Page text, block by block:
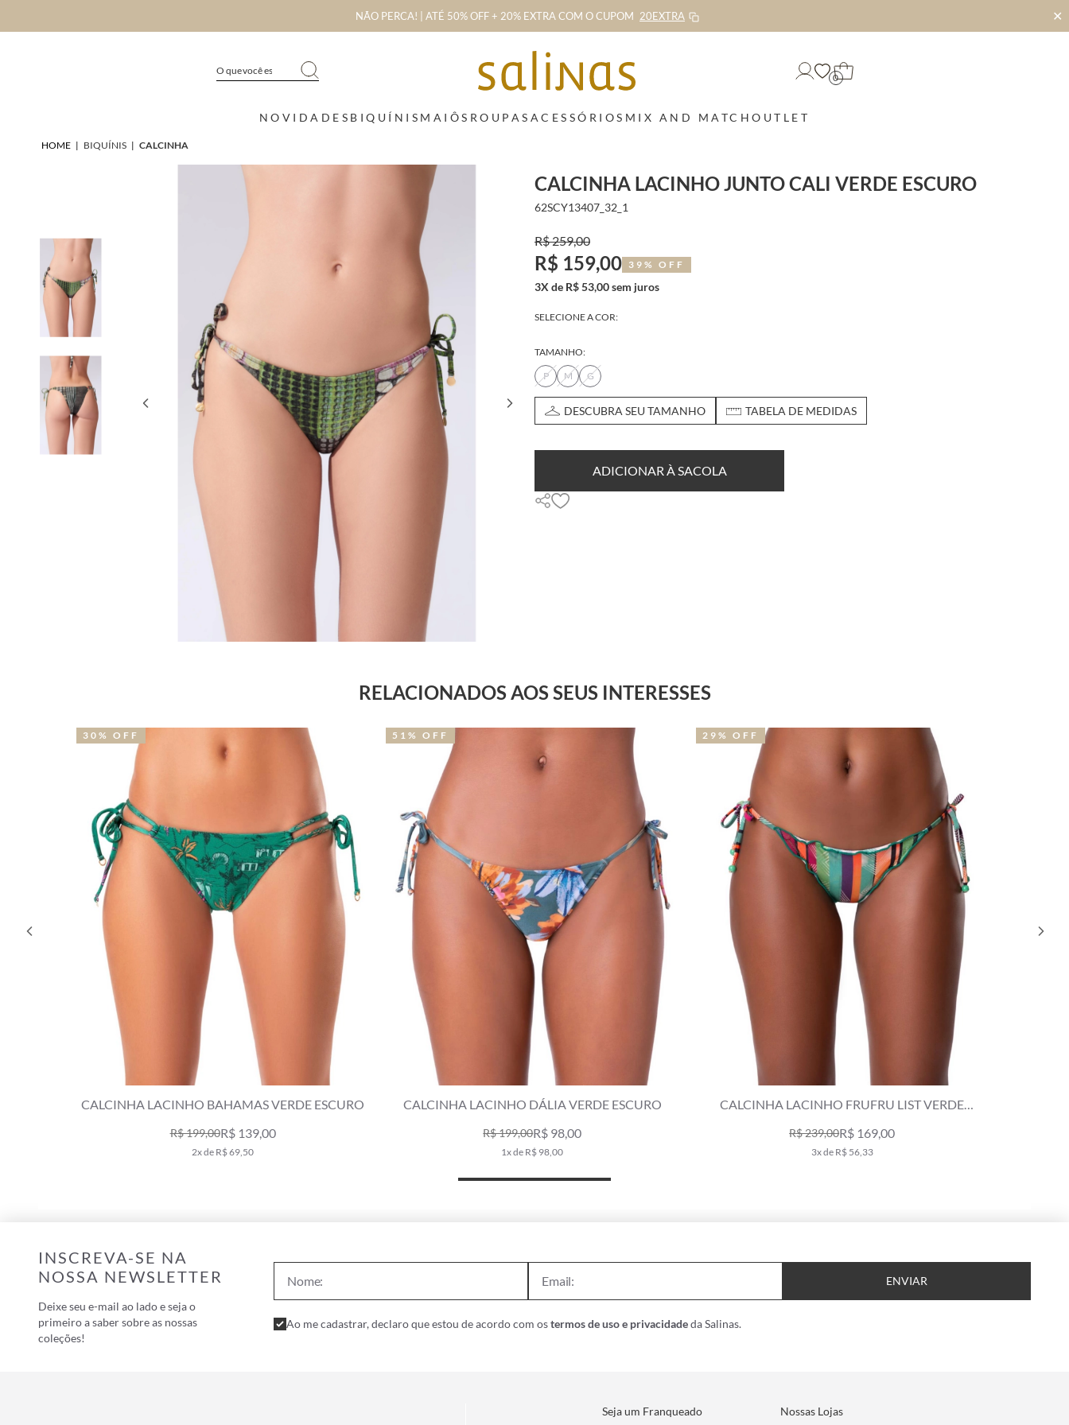
NÃO PERCA! | ATÉ 50% OFF + 20% EXTRA COM O CUPOM 20EXTRA ✕
0
NOVIDADES BIQUÍNIS MAIÔS ROUPAS ACESSÓRIOS MIX AND MATCHOUTLET
HOME | BIQUÍNIS | CALCINHA
CALCINHA LACINHO JUNTO CALI VERDE ESCURO
62SCY13407_32_1
R$ 259,00
R$ 159,00 39% OFF
3X de R$ 53,00 sem juros
SELECIONE A COR:
TAMANHO:
P
M G
DESCUBRA SEU TAMANHO TABELA DE MEDIDAS
ADICIONAR À SACOLA
RELACIONADOS AOS SEUS INTERESSES
VERDE ESCURO CALCINHA LACINHO DÁLIA VERDE ESCURO
R$ 199,00
CALCINHA LACINHO FRUFRU LIST VERDE
R$ 239,00
CALCINHA LACINHO FRUFRU TETIS VERDE
R$ 209,00
INSCREVA-SE NA
NOSSA NEWSLETTER
Deixe seu e-mail ao lado e seja o
primeiro a saber sobre as nossas
coleções!
ENVIAR
Ao me cadastrar, declaro que estou de acordo com ostermos de uso e privacidadeda Salinas.
Seja um Franqueado Nossas Lojas